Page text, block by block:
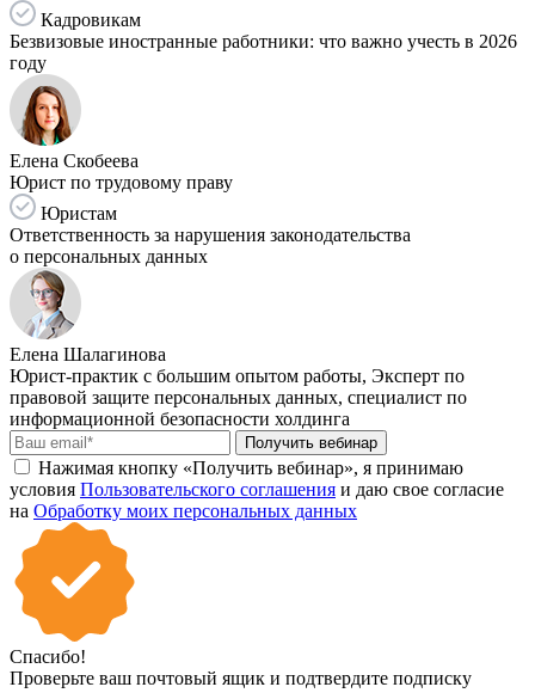
Кадровикам
Безвизовые иностранные работники: что важно учесть в 2026
году
Елена Скобеева
Юрист по трудовому праву
Юристам
Ответственность за нарушения законодательства
о персональных данных
Елена Шалагинова
Юрист-практик с большим опытом работы, Эксперт по
правовой защите персональных данных, специалист по
информационной безопасности холдинга
Получить вебинар
Нажимая кнопку «Получить вебинар», я принимаю
условия Пользовательского соглашения и даю свое согласие
на Обработку моих персональных данных
Спасибо!
Проверьте ваш почтовый ящик и подтвердите подписку